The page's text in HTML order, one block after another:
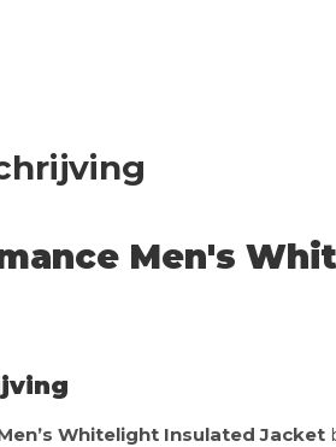
Men's
Whitelight Insulated Jacket